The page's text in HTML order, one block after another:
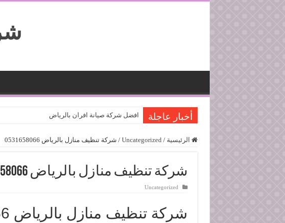
أخبار عاجلة افضل شركة صيانة افران بالرياض
الرئيسية /
Uncategorized
/ شركة تنظيف منازل بالرياض 0531658066
شركة تنظيف منازل بالرياض 0531658066
Uncategorized
شركة تنظيف منازل بالرياض 0531658066